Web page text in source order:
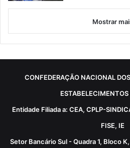
Mostrar
CONFEDERAÇÃO NACIONAL
ESTABELECIMENTOS
Entidade Filiada a: CEA, CPLP-
FISE, IE
Setor Bancário Sul - Quadra 1, Bloco